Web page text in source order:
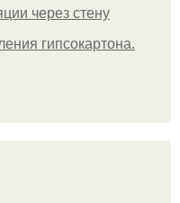
через стену
гипсокартона.